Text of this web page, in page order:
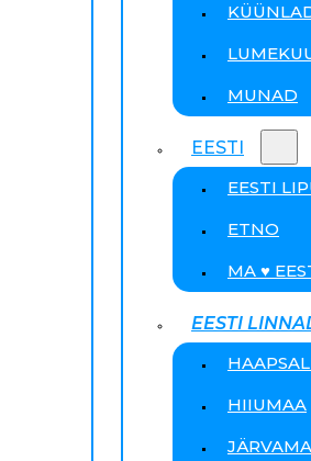
MUNAD
EESTI
EESTI
ETNO
MA ♥
EESTI
HIIUMAA